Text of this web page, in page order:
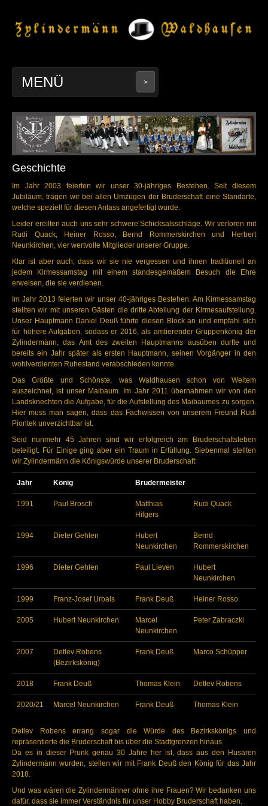
MENÜ >
Geschichte
Termine
In Gedenken
Bilder
Geschichte
Im Jahr 2003 feierten wir unser 30-jähriges Bestehen. Seit diesem
Jubiläum, tragen wir bei allen Umzügen der Bruderschaft eine Standarte,
welche speziell für diesen Anlass angefertigt wurde.
Leider ereilten auch uns sehr schwere Schicksalsschläge. Wir verloren mit
Rudi Quack, Heiner Rosso, Bernd Rommerskirchen und Herbert
Neunkirchen, vier wertvolle Mitglieder unserer Gruppe.
Klar ist aber auch, dass wir sie nie vergessen und ihnen traditionell an
jedem Kirmessamstag mit einem standesgemäßem Besuch die Ehre
erweisen, die sie verdienen.
Im Jahr 2013 feierten wir unser 40-jähriges Bestehen. Am Kirmessamstag
stellten wir mit unseren Gästen die dritte Abteilung der Kirmesaufstellung.
Unser Hauptmann Daniel Deuß führte diesen Block an und empfahl sich
für höhere Aufgaben, sodass er 2016, als amtierender Gruppenkönig der
Zylindermänn, das Amt des zweiten Hauptmanns ausüben durfte und
bereits ein Jahr später als ersten Hauptmann, seinen Vorgänger in den
wohlverdienten Ruhestand verabschieden konnte.
Das Größte und Schönste, was Waldhausen schon von Weitem
auszeichnet, ist unser Maibaum. Im Jahr 2011 übernahmen wir von den
Landsknechten die Aufgabe, für die Aufstellung des Maibaumes zu sorgen.
Hier muss man sagen, dass das Fachwissen von unserem Freund Rudi
Piontek unverzichtbar ist.
Seid nunmehr 45 Jahren sind wir erfolgreich am Bruderschaftsleben
beteiligt. Für Einige ging aber ein Traum in Erfüllung. Siebenmal stellten
wir Zylindermänn die Königswürde unserer Bruderschaft:
Jahr König Brudermeister
1991 Paul Brosch
Matthias
Hilgers
Rudi Quack
1994 Dieter Gehlen
Hubert
Neunkirchen
Bernd
Rommerskirchen
1996 Dieter Gehlen Paul Lieven
Hubert
Neunkirchen
1999 Franz-Josef Urbals Frank Deuß Heiner Rosso
2005 Hubert Neunkirchen
Marcel
Neunkirchen
Peter Zabraczki
2007
Detlev Robens
(Bezirkskönig)
Frank Deuß Marco Schüpper
2018 Frank Deuß Thomas Klein Detlev Robens
2020/21 Marcel Neunkirchen Frank Deuß Thomas Klein
Detlev Robens errang sogar die Würde des Bezirkskönigs und
repräsentierte die Bruderschaft bis über die Stadtgrenzen hinaus.
Da es in dieser Prunk genau 30 Jahre her ist, dass aus den Husaren
Zylindermänn wurden, stellen wir mit Frank Deuß den König für das Jahr
2018.
Und was wären die Zylindermänner ohne ihre Frauen? Wir bedanken uns
dafür, dass sie immer Verständnis für unser Hobby Bruderschaft haben.